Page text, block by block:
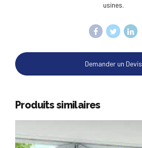
usines.
Demander un Devis
Produits similaires